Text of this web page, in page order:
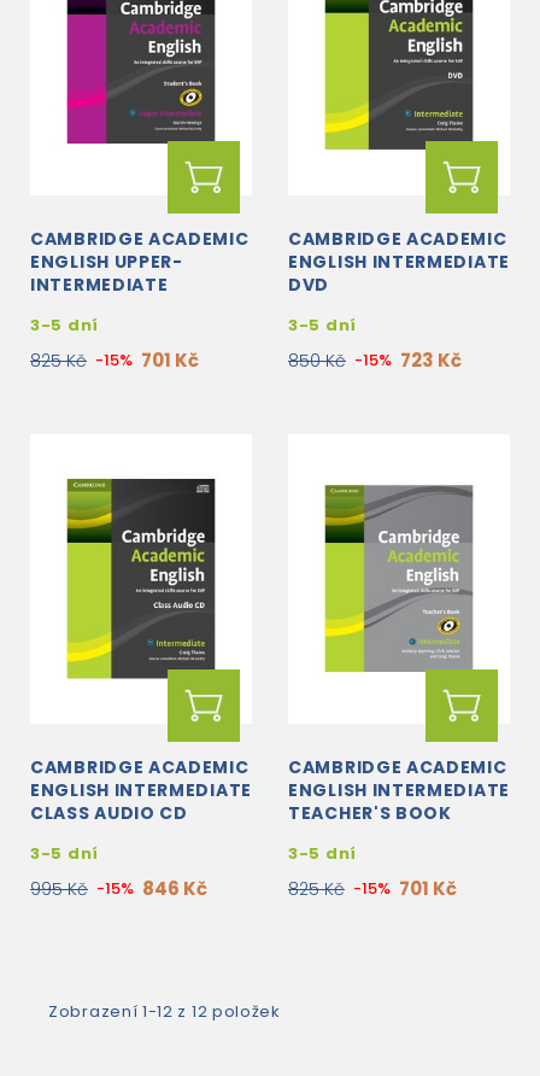
CAMBRIDGE ACADEMIC
ENGLISH UPPER-
INTERMEDIATE
3-5 dní
825 Kč -15% 701 Kč
CAMBRIDGE ACADEMIC
ENGLISH INTERMEDIATE
DVD
3-5 dní
850 Kč -15% 723 Kč
CAMBRIDGE ACADEMIC
ENGLISH INTERMEDIATE
CLASS AUDIO CD
3-5 dní
995 Kč -15% 846 Kč
CAMBRIDGE ACADEMIC
ENGLISH INTERMEDIATE
TEACHER'S BOOK
3-5 dní
825 Kč -15% 701 Kč
Zobrazení 1-12 z 12 položek